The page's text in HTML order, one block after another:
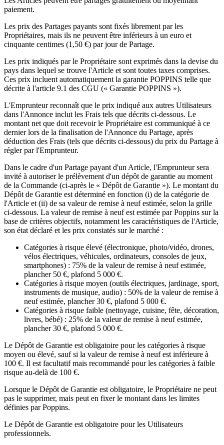
paiement.
Les prix des Partages payants sont fixés librement par les
Propriétaires, mais ils ne peuvent être inférieurs à un euro et
cinquante centimes (1,50 €) par jour de Partage.
Les prix indiqués par le Propriétaire sont exprimés dans la devise du
pays dans lequel se trouve l'Article et sont toutes taxes comprises.
Ces prix incluent automatiquement la garantie POPPINS telle que
décrite à l'article 9.1 des CGU (« Garantie POPPINS »).
L'Emprunteur reconnaît que le prix indiqué aux autres Utilisateurs
dans l'Annonce inclut les Frais tels que décrits ci-dessous. Le
montant net que doit recevoir le Propriétaire est communiqué à ce
dernier lors de la finalisation de l'Annonce du Partage, après
déduction des Frais (tels que décrits ci-dessous) du prix du Partage à
régler par l'Emprunteur.
Dans le cadre d'un Partage payant d'un Article, l'Emprunteur sera
invité à autoriser le prélèvement d'un dépôt de garantie au moment
de la Commande (ci-après le « Dépôt de Garantie »). Le montant du
Dépôt de Garantie est déterminé en fonction (i) de la catégorie de
l'Article et (ii) de sa valeur de remise à neuf estimée, selon la grille
ci-dessous. La valeur de remise à neuf est estimée par Poppins sur la
base de critères objectifs, notamment les caractéristiques de l'Article,
son état déclaré et les prix constatés sur le marché :
Catégories à risque élevé (électronique, photo/vidéo, drones,
vélos électriques, véhicules, ordinateurs, consoles de jeux,
smartphones) : 75% de la valeur de remise à neuf estimée,
plancher 50 €, plafond 5 000 €.
Catégories à risque moyen (outils électriques, jardinage, sport,
instruments de musique, audio) : 50% de la valeur de remise à
neuf estimée, plancher 30 €, plafond 5 000 €.
Catégories à risque faible (nettoyage, cuisine, fête, décoration,
livres, bébé) : 25% de la valeur de remise à neuf estimée,
plancher 30 €, plafond 5 000 €.
Le Dépôt de Garantie est obligatoire pour les catégories à risque
moyen ou élevé, sauf si la valeur de remise à neuf est inférieure à
100 €. Il est facultatif mais recommandé pour les catégories à faible
risque au-delà de 100 €.
Lorsque le Dépôt de Garantie est obligatoire, le Propriétaire ne peut
pas le supprimer, mais peut en fixer le montant dans les limites
définies par Poppins.
Le Dépôt de Garantie est obligatoire pour les Utilisateurs
professionnels.